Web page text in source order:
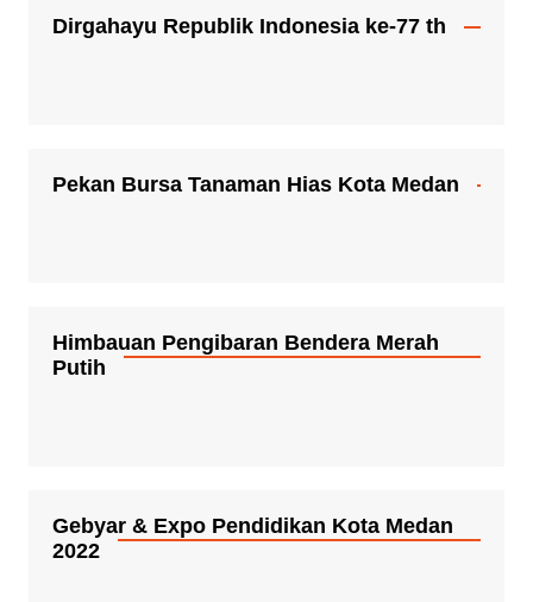
Dirgahayu Republik Indonesia ke-77 th
Pekan Bursa Tanaman Hias Kota Medan
Himbauan Pengibaran Bendera Merah
Putih
Gebyar & Expo Pendidikan Kota Medan
2022